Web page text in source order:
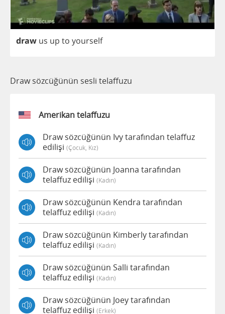
draw us up to yourself
Draw sözcüğünün sesli telaffuzu
Amerikan telaffuzu
Draw sözcüğünün Ivy tarafından telaffuz
edilişi (çocuk, Kız)
Draw sözcüğünün Joanna tarafından
telaffuz edilişi (kadın)
Draw sözcüğünün Kendra tarafından
telaffuz edilişi (kadın)
Draw sözcüğünün Kimberly tarafından
telaffuz edilişi (kadın)
Draw sözcüğünün Salli tarafından
telaffuz edilişi (kadın)
Draw sözcüğünün Joey tarafından
telaffuz edilişi (erkek)